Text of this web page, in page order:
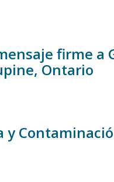
firme a
Ontario